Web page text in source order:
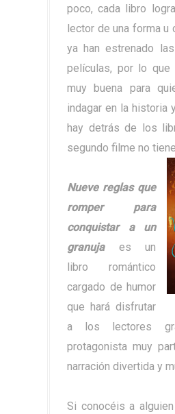
poco, cada libro
lector de una forma u
ya han estrenado
películas, por lo que
muy buena para
indagar en la historia
hay detrás de los
segundo filme no
Nueve reglas que
romper para
conquistar a un
granujaes un
libro romántico
cargado de humor
que hará disfrutar
a los lectores
protagonista muy
narración divertida y
Si conocéis a